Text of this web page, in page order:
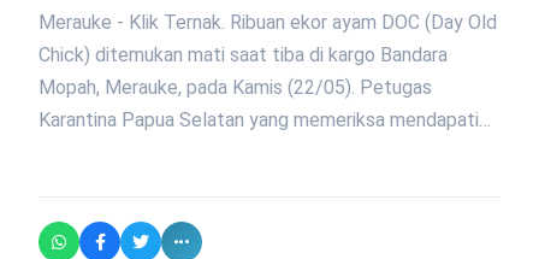
Merauke - Klik Ternak. Ribuan ekor ayam DOC (Day Old
Chick) ditemukan mati saat tiba di kargo Bandara
Mopah, Merauke, pada Kamis (22/05). Petugas
Karantina Papua Selatan yang memeriksa mendapati…